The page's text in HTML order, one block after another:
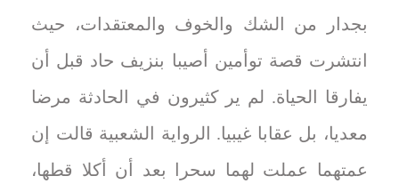
بجدار من الشك والخوف والمعتقدات، حيث
انتشرت قصة توأمين أصيبا بنزيف حاد قبل أن
يفارقا الحياة. لم ير كثيرون في الحادثة مرضا
معديا، بل عقابا غيبيا. الرواية الشعبية قالت إن
عمتهما عملت لهما سحرا بعد أن أكلا قطها،